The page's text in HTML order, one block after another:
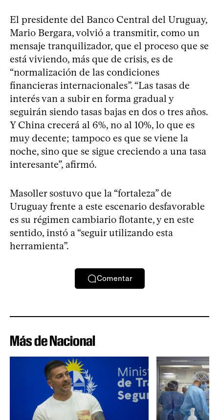
El presidente del Banco Central del Uruguay,
Mario Bergara, volvió a transmitir, como un
mensaje tranquilizador, que el proceso que se
está viviendo, más que de crisis, es de
“normalización de las condiciones
financieras internacionales”. “Las tasas de
interés van a subir en forma gradual y
seguirán siendo tasas bajas en dos o tres años.
Y China crecerá al 6%, no al 10%, lo que es
muy decente; tampoco es que se viene la
noche, sino que se sigue creciendo a una tasa
interesante”, afirmó.
Masoller sostuvo que la “fortaleza” de
Uruguay frente a este escenario desfavorable
es su régimen cambiario flotante, y en este
sentido, instó a “seguir utilizando esta
herramienta”.
Comentar
Más de Nacional